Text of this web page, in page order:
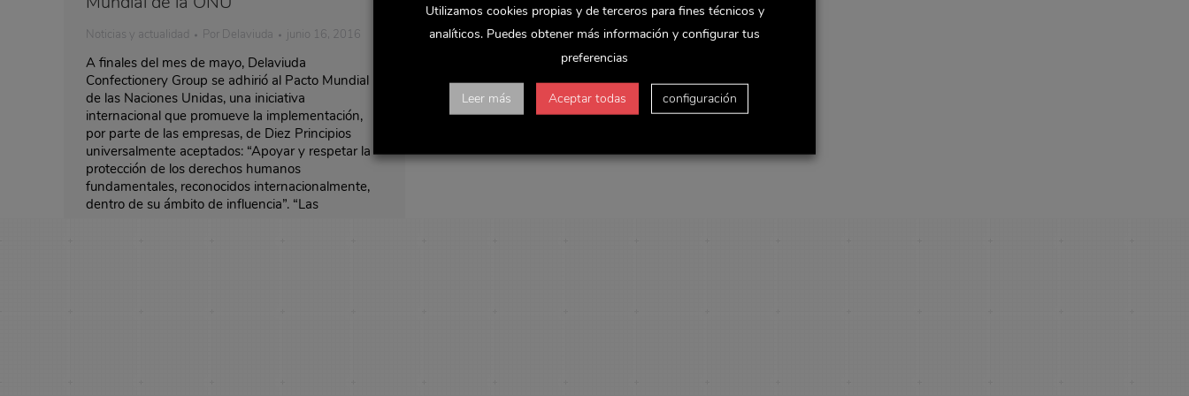
Noticias y actualidad Por Delaviuda junio 16, 2016
A finales del mes de mayo, Delaviuda
Confectionery Group se adhirió al Pacto Mundial
de las Naciones Unidas, una iniciativa
internacional que promueve la implementación,
por parte de las empresas, de Diez Principios
universalmente aceptados: “Apoyar y respetar la
protección de los derechos humanos
fundamentales, reconocidos internacionalmente,
dentro de su ámbito de influencia”. “Las
Utilizamos cookies propias y de terceros para fines técnicos y
analíticos. Puedes obtener más información y configurar tus
preferencias
Leer más Aceptar todas configuración